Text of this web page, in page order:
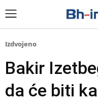
Izdvojeno
Bakir
da će biti